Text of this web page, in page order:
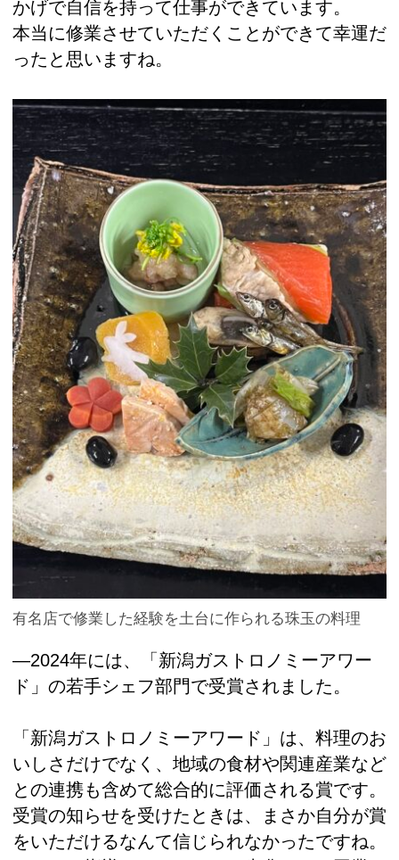
かげで自信を持って仕事ができています。
本当に修業させていただくことができて幸運だ
ったと思いますね。
有名店で修業した経験を土台に作られる珠玉の料理
―2024年には、「新潟ガストロノミーアワー
ド」の若手シェフ部門で受賞されました。
「新潟ガストロノミーアワード」は、料理のお
いしさだけでなく、地域の食材や関連産業など
との連携も含めて総合的に評価される賞です。
受賞の知らせを受けたときは、まさか自分が賞
をいただけるなんて信じられなかったですね。